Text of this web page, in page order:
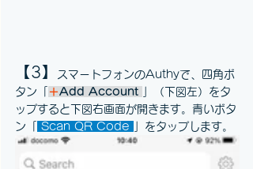
【3】
スマートフォンのAuthyで、四角ボ
タン「 ＋Add Account
」（下図左）をタ
ップすると下図右画面が開きます。青いボタ
ン「
Scan QR Code 」をタップします。